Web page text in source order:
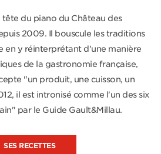
du piano du Château des
2009. Il bouscule les traditions
en y réinterprétant d'une manière
de la gastronomie française,
"un produit, une cuisson, un
il est intronisé comme l'un des six
par le Guide Gault&Millau.
SES RECETTES